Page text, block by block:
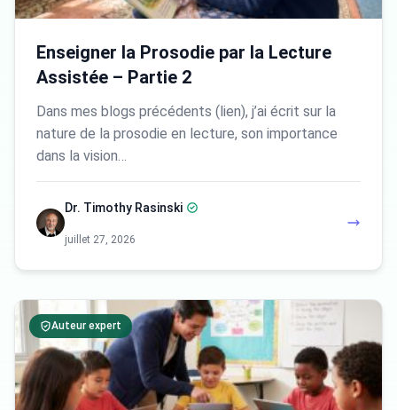
Enseigner la Prosodie par la Lecture
Assistée – Partie 2
Dans mes blogs précédents (lien), j’ai écrit sur la
nature de la prosodie en lecture, son importance
dans la vision…
Dr. Timothy Rasinski
juillet 27, 2026
Auteur expert